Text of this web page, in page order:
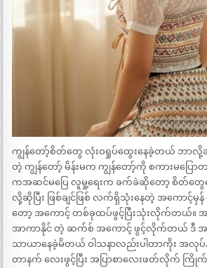
ကျွန်တော့်စိတ်တွေ လုံးဝရှုပ်ထွေးနေခဲ့တယ် ဘာလို့ဆို
တဲ့ ကျွန်တော့် မိန်းမက ကျွန်တော့်ကို စကားမပြောတ
ကအဆင်မပြေ လူမှု့ရေးက ခက်ခဲဆိုတော့ စိတ်
လို့ဆိုပြီး ဖြစ်ချင်ဖြစ် လက်ရှိသုံးနေတဲ့ အကောင့်မှန်
တော့ အကောင့် တစ်ခုထပ်ဖွင့်ပြီးသုံးလိုက်တယ်။
အာကာနိုင် တဲ့ ဆက်စ် အကောင့် ဖွင့်လိုက်တယ် ဒီ အ
သာယာနေခဲ့မိတယ် ဝါသနာလည်းပါတာကိုး အလုပ်န
တာနက် လေးဖွင့်ပြီး အပြာစာလေးဖတ်လိုက် က